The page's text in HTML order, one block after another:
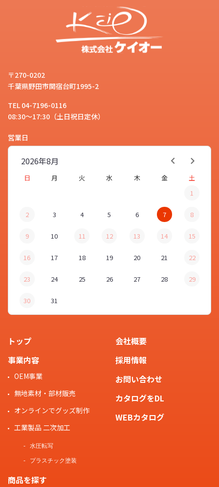
〒270-0202
千葉県野田市関宿台町1995-2
TEL 04-7196-0116
08:30～17:30（土日祝日定休）
営業日
8月
2026年
日 月 火 水 木 金
土
1
2 3 4 5 6 7 8
9 10 11 12 13 14 15
16 17 18 19 20 21 22
23 24 25 26 27 28 29
30 31
トップ
事業内容
OEM事業
無地素材・部材販売
オンラインでグッズ制作
工業製品 二次加工
水圧転写
プラスチック塗装
商品を探す
会社概要
採用情報
お問い合わせ
カタログをDL
WEBカタログ